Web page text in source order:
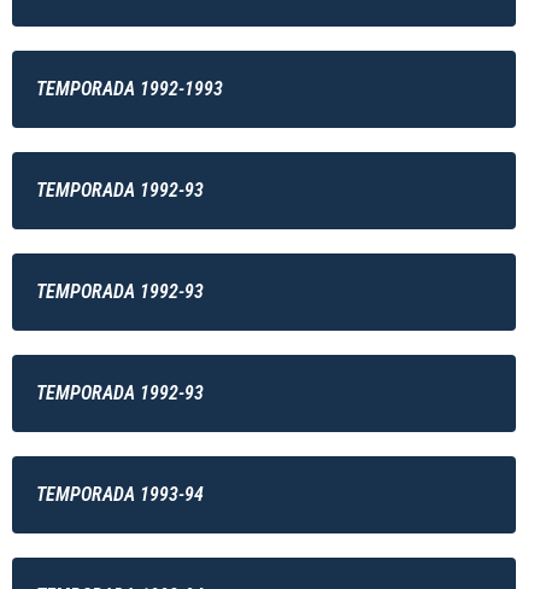
TEMPORADA 1992-1993
TEMPORADA 1992-93
TEMPORADA 1992-93
TEMPORADA 1992-93
TEMPORADA 1993-94